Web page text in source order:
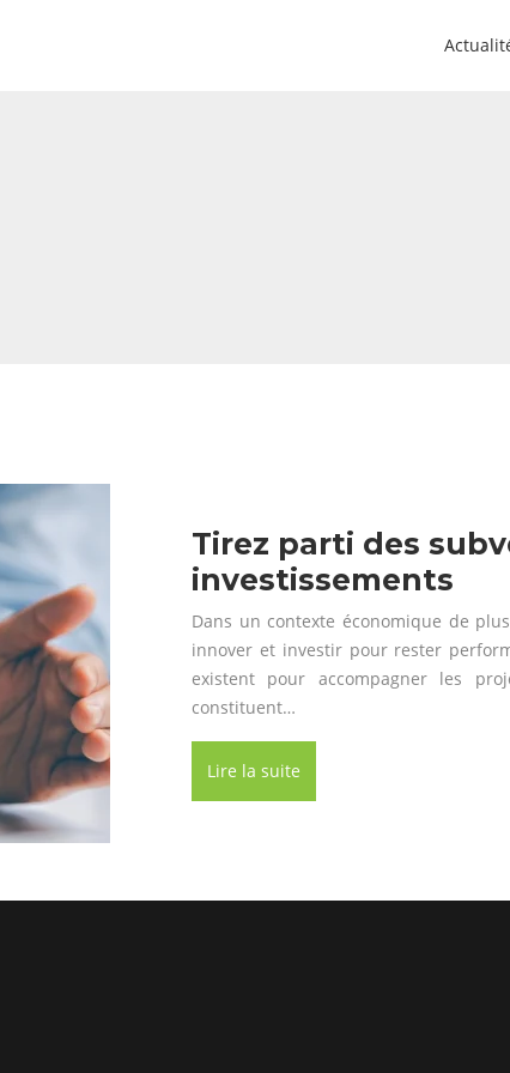
Tirez parti des
investissements
Dans un contexte économique de
innover et investir pour rester
existent pour accompagner les
constituent…
Lire la suite